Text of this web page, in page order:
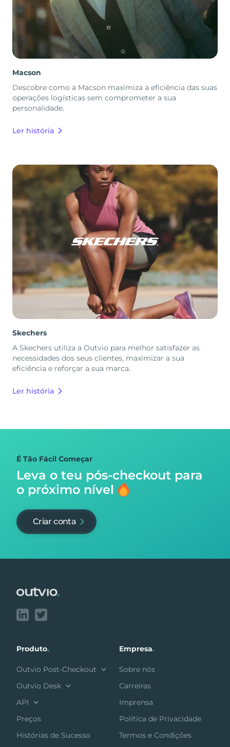
Macson
Descobre como a Macson maximiza a eficiência das suas
operações logísticas sem comprometer a sua
personalidade.
Ler história
Skechers
A Skechers utiliza a Outvio para melhor satisfazer as
necessidades dos seus clientes, maximizar a sua
eficiência e reforçar a sua marca.
Ler história
É Tão Fácil Começar
Leva o teu pós-checkout para
o próximo nível
Criar conta
Produto.
Outvio Post-Checkout
Outvio Desk
API
Preços
Histórias de Sucesso
Empresa.
Sobre nós
Carreiras
Imprensa
Política de Privacidade
Termos e Condições